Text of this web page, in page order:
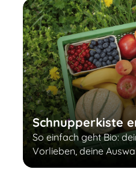
Schnupperkiste
So einfach geht Bio:
Vorlieben, deine